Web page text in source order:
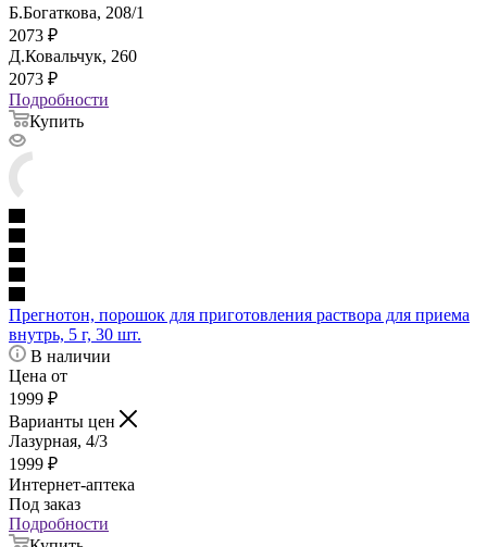
Б.Богаткова, 208/1
2073 ₽
Д.Ковальчук, 260
2073 ₽
Подробности
Купить
Прегнотон, порошок для приготовления раствора для приема
внутрь, 5 г, 30 шт.
В наличии
Цена от
1999 ₽
Варианты цен
Лазурная, 4/3
1999 ₽
Интернет-аптека
Под заказ
Подробности